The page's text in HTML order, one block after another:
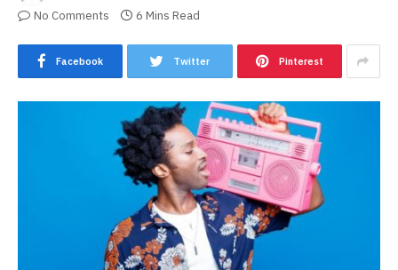
No Comments
6 Mins Read
Facebook Twitter Pinterest